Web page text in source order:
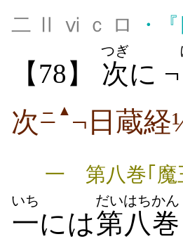
二 Ⅱ ⅵ ｃ ロ ・
【78】 次
つぎ
に ¬
次 ニ ▲ ¬日蔵経
一 第八巻｢魔
一
いち
には第八
だいはち
巻
かん